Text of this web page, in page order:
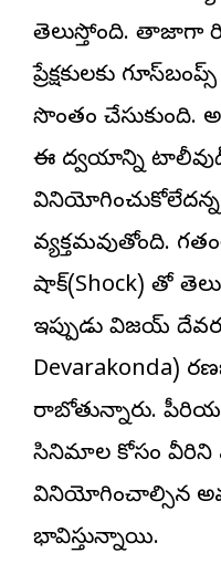
తెలుస్తోంది. తాజాగా
ప్రేక్షకులకు
సొంతం చేసుకుంది.
ఈ ద్వయాన్ని
వ్యక్తమవుతోంది.
షాక్(Shock) తో
ఇప్పుడు విజయ్
Devarakonda)
రాబోతున్నారు.
సినిమాల కోసం
వినియోగించాల్సిన
భావిస్తున్నాయి.